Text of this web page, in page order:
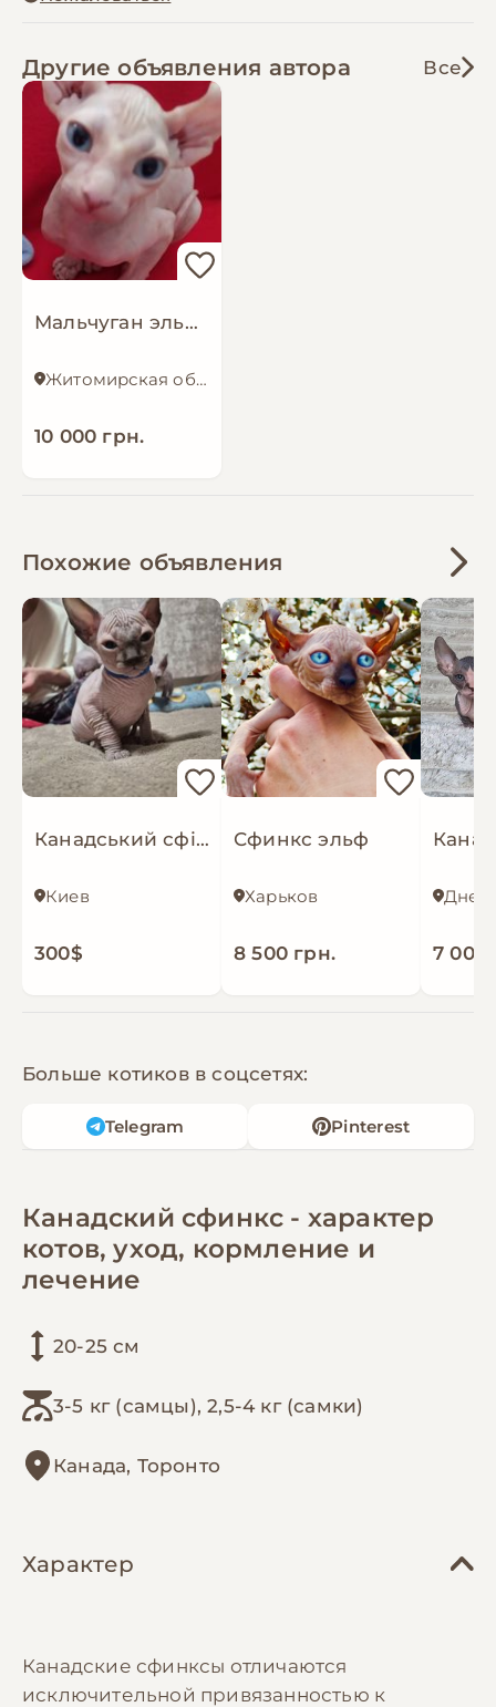
Другие объявления автора Все
Мальчуган эльфик
Житомирская область
10 000 грн.
Похожие объявления
Канадський сфінкс: 4 хлопчики та 2 дівчинки. Бронювання!
Киев
300$
Сфинкс эльф
Харьков
8 500 грн. 7 000
Больше котиков в соцсетях:
Telegram Pinterest
Канадский сфинкс - характер
котов, уход, кормление и
лечение
20-25 см
3-5 кг (самцы), 2,5-4 кг (самки)
Канада, Торонто
Характер
Канадские сфинксы отличаются
исключительной привязанностью к